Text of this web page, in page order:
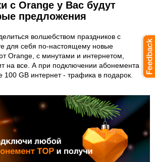
с Orange у Вас будут
предложения
волшебством праздников с
для себя по-настоящему новые
Orange, с минутами и интернетом,
на все. А при подключении абонемента
100 GB интернет - трафика в подарок.